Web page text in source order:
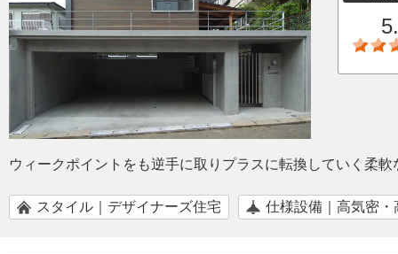
ウィークポイントをも逆手に取りプラスに転換していく柔
スタイル｜デザイナーズ住宅 仕様設備｜高気密・